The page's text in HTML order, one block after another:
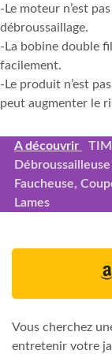
-Le moteur n’est
débroussaillage.
-La bobine double
facilement.
-Le produit n’est
peut augmenter le
A découvrir
Faucheuse,
Lames
Vous cherchez
entretenir votre